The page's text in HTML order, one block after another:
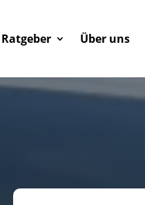
Ratgeber Über uns